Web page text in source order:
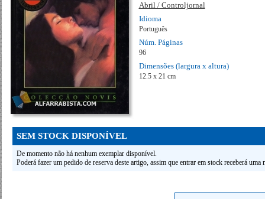
Abril / Controljornal
Idioma
Português
Núm. Páginas
96
Dimensões (largura x altura)
12.5 x 21 cm
SEM STOCK DISPONÍVEL
De momento não há nenhum exemplar disponível.
Poderá fazer um pedido de reserva deste artigo, assim que entrar em stock receberá